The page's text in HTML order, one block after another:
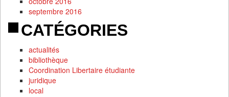
septembre 2016
CATÉGORIES
actualités
bibliothèque
Coordination Libertaire étudiante
juridique
local